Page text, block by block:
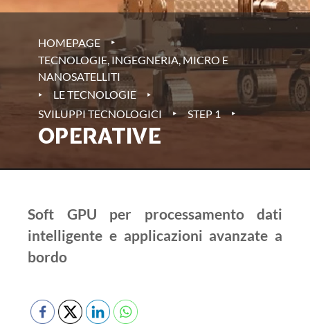
HOMEPAGE ‣
TECNOLOGIE, INGEGNERIA, MICRO E
NANOSATELLITI
‣ LE TECNOLOGIE ‣
SVILUPPI TECNOLOGICI ‣ STEP 1 ‣
OPERATIVE
Soft GPU per processamento dati
intelligente e applicazioni avanzate a
bordo